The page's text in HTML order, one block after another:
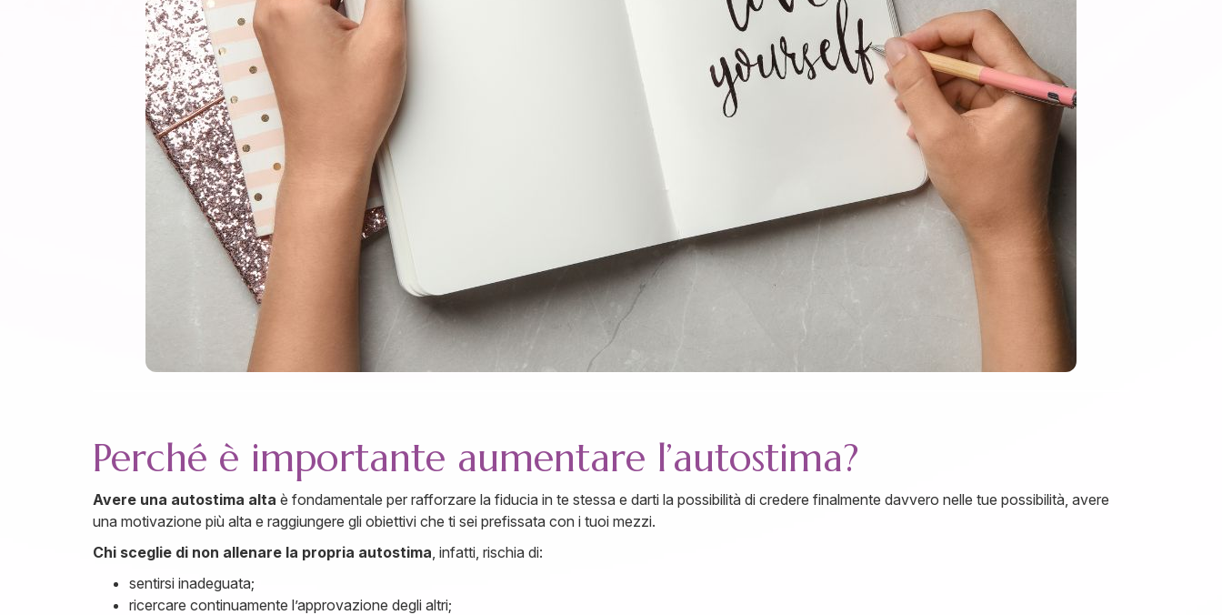
Perché è importante aumentare l’autostima?
Avere una autostima alta è fondamentale per rafforzare la fiducia in te stessa e darti la possibilità di credere finalmente davvero nelle tue possibilità, avere
una motivazione più alta e raggiungere gli obiettivi che ti sei prefissata con i tuoi mezzi.
Chi sceglie di non allenare la propria autostima, infatti, rischia di:
sentirsi inadeguata;
ricercare continuamente l’approvazione degli altri;